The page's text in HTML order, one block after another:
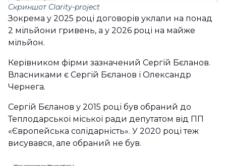
Скриншот Clarity-project
Зокрема у 2025 році договорів уклали на понад
2 мільйони гривень, а у 2026 році на майже
мільйон.
Керівником фірми зазначений Сергій Бєланов.
Власниками є Сергій Бєланов і Олександр
Чернега.
Сергій Бєланов у 2015 році був обраний до
Теплодарської міської ради депутатом від ПП
«Європейська солідарність». У 2020 році теж
висувався, але обраний не був.